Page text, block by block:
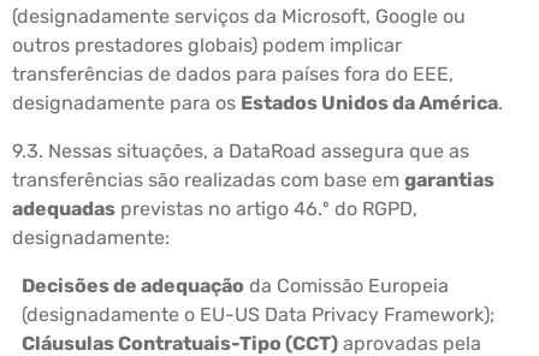
(designadamente serviços da Microsoft, Google ou
outros prestadores globais) podem implicar
transferências de dados para países fora do EEE,
designadamente para os Estados Unidos da América.
9.3. Nessas situações, a DataRoad assegura que as
transferências são realizadas com base em garantias
adequadas previstas no artigo 46.º do RGPD,
designadamente:
Decisões de adequação da Comissão Europeia
(designadamente o EU-US Data Privacy Framework);
Cláusulas Contratuais-Tipo (CCT) aprovadas pela